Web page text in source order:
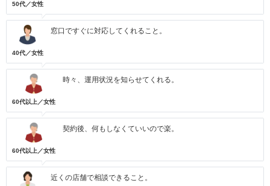
50代／女性
40代／女性
窓口ですぐに対応してくれること。
60代以上／女性
時々、運用状況を知らせてくれる。
60代以上／女性
契約後、何もしなくていいので楽。
近くの店舗で相談できること。